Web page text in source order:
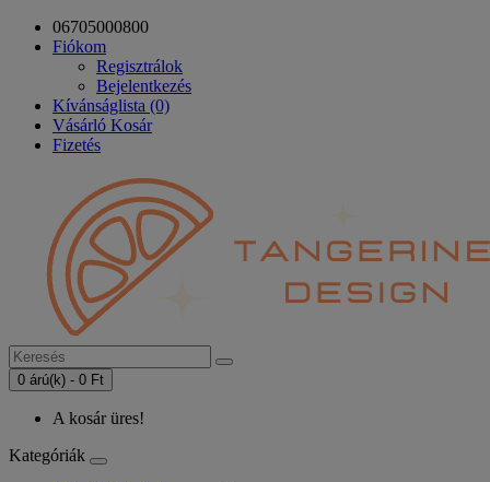
06705000800
Fiókom
Regisztrálok
Bejelentkezés
Kívánságlista (0)
Vásárló Kosár
Fizetés
0 árú(k) - 0 Ft
A kosár üres!
Kategóriák